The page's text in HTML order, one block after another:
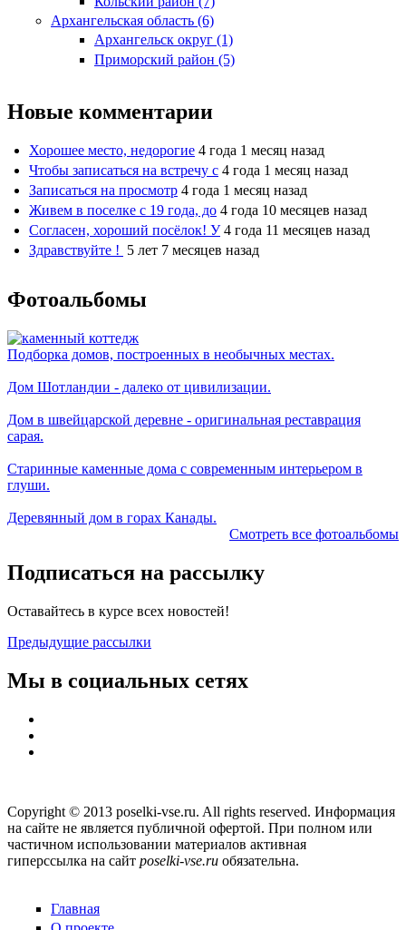
Архангельская область (6)
Архангельск округ (1)
Приморский район (5)
Новые комментарии
Хорошее место, недорогие 4 года 1 месяц назад
Чтобы записаться на встречу с 4 года 1 месяц назад
Записаться на просмотр 4 года 1 месяц назад
Живем в поселке с 19 года, до 4 года 10 месяцев назад
Согласен, хороший посёлок! У 4 года 11 месяцев назад
Здравствуйте ! 5 лет 7 месяцев назад
Фотоальбомы
Подборка домов, построенных в необычных местах.
Дом Шотландии - далеко от цивилизации.
Дом в швейцарской деревне - оригинальная реставрация
сарая.
Старинные каменные дома с современным интерьером в
глуши.
Деревянный дом в горах Канады.
Смотреть все фотоальбомы
Подписаться на рассылку
Оставайтесь в курсе всех новостей!
Предыдущие рассылки
Мы в социальных сетях
Copyright © 2013 poselki-vse.ru. All rights reserved. Информация
на сайте не является публичной офертой. При полном или
частичном использовании материалов активная
гиперссылка на сайт poselki-vse.ru​ обязательна.
Главная